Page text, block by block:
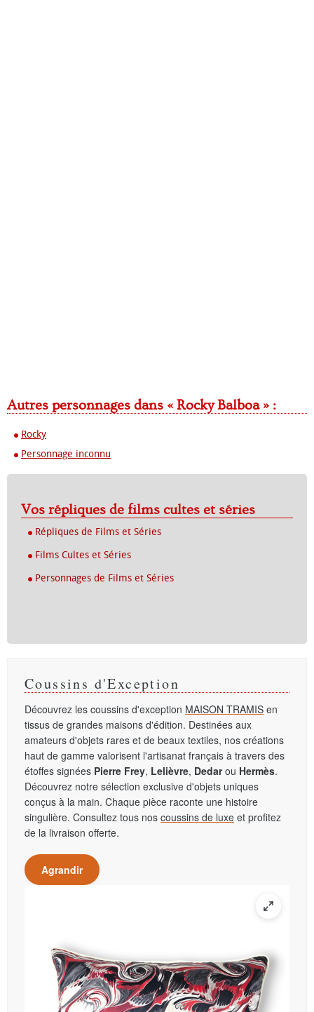
Autres personnages dans « Rocky Balboa » :
Rocky
Personnage inconnu
Vos répliques de films cultes et séries
Répliques de Films et Séries
Films Cultes et Séries
Personnages de Films et Séries
Coussins d'Exception
Découvrez les coussins d'exception MAISON TRAMIS en
tissus de grandes maisons d'édition. Destinées aux
amateurs d'objets rares et de beaux textiles, nos créations
haut de gamme valorisent l'artisanat français à travers des
étoffes signées Pierre Frey, Lelièvre, Dedarou Hermès.
Découvrez notre sélection exclusive d'objets uniques
conçus à la main. Chaque pièce raconte une histoire
singulière. Consultez tous nos coussins de luxe et profitez
de la livraison offerte.
Agrandir